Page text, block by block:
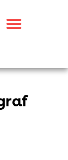
Toggle